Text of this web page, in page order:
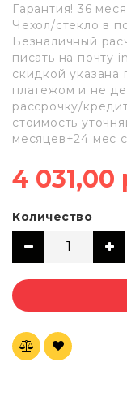
Гарантия! 36
Чехол/стекло в
Безналичный
писать на почту
скидкой
платежом и не
рассрочку/
стоимость
месяцев+24 мес
4 031,00
Количество